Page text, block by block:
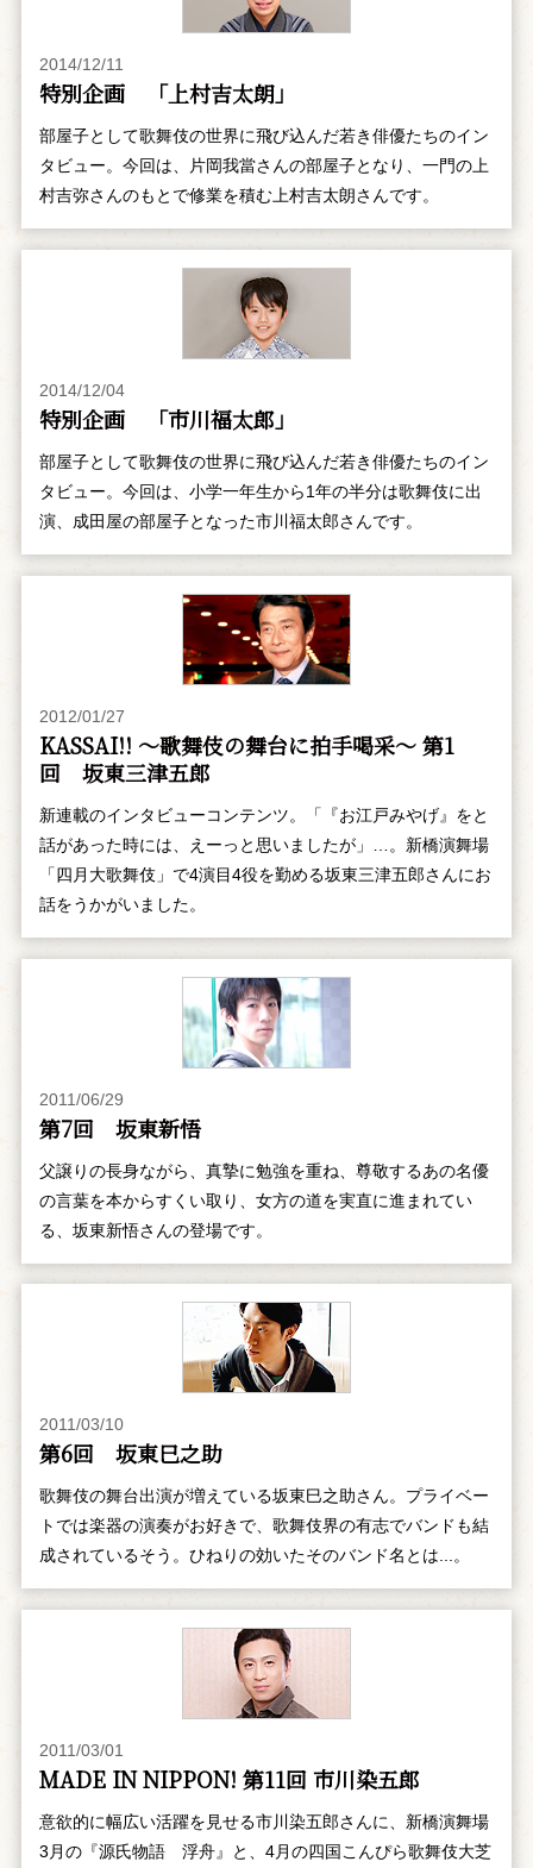
2014/12/11
特別企画 「上村吉太朗」
部屋子として歌舞伎の世界に飛び込んだ若き俳優たちのイン
タビュー。今回は、片岡我當さんの部屋子となり、一門の上
村吉弥さんのもとで修業を積む上村吉太朗さんです。
2014/12/04
特別企画 「市川福太郎」
部屋子として歌舞伎の世界に飛び込んだ若き俳優たちのイン
タビュー。今回は、小学一年生から1年の半分は歌舞伎に出
演、成田屋の部屋子となった市川福太郎さんです。
2012/01/27
KASSAI!! ～歌舞伎の舞台に拍手喝采～ 第1
回 坂東三津五郎
新連載のインタビューコンテンツ。「『お江戸みやげ』をと
話があった時には、えーっと思いましたが」…。新橋演舞場
「四月大歌舞伎」で4演目4役を勤める坂東三津五郎さんにお
話をうかがいました。
2011/06/29
第7回 坂東新悟
父譲りの長身ながら、真摯に勉強を重ね、尊敬するあの名優
の言葉を本からすくい取り、女方の道を実直に進まれてい
る、坂東新悟さんの登場です。
2011/03/10
第6回 坂東巳之助
歌舞伎の舞台出演が増えている坂東巳之助さん。プライベー
トでは楽器の演奏がお好きで、歌舞伎界の有志でバンドも結
成されているそう。ひねりの効いたそのバンド名とは...。
2011/03/01
MADE IN NIPPON! 第11回 市川染五郎
意欲的に幅広い活躍を見せる市川染五郎さんに、新橋演舞場
3月の『源氏物語 浮舟』と、4月の四国こんぴら歌舞伎大芝